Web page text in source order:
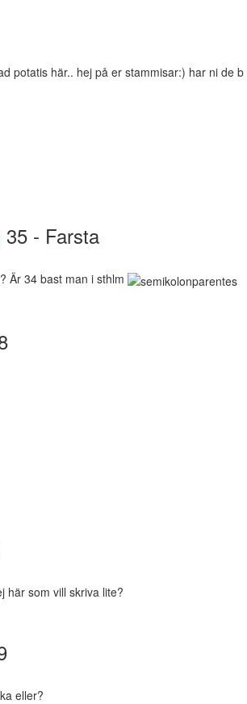
potatis här.. hej på er stammisar:) har ni de b
35 - Farsta
Är 34 bast man i sthlm
här som vill skriva lite?
eller?